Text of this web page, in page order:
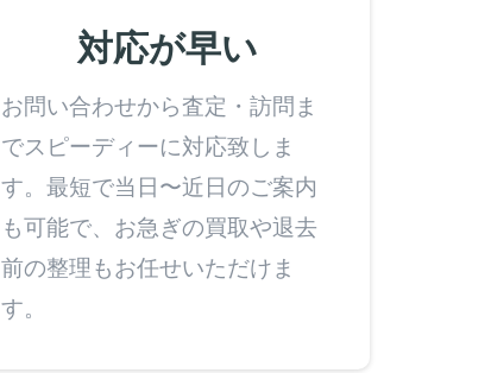
対応が早い
お問い合わせから査定・訪問ま
でスピーディーに対応致しま
す。最短で当日〜近日のご案内
も可能で、お急ぎの買取や退去
前の整理もお任せいただけま
す。